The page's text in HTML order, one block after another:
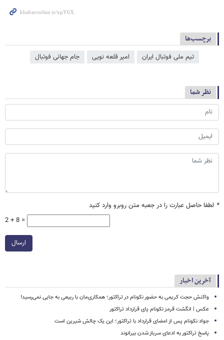
برچسب‌ها
تیم ملی فوتبال ایران امیر قلعه نویی جام جهانی فوتبال
نظر شما
* لطفا حاصل عبارت را در جعبه متن روبرو وارد کنید
2 + 8 =
ارسال
آخرین اخبار
واکنش حجت کریمی به حضور نکونام در تراکتور؛ همکاری‌مان با ربیعی به جایی نمی‌رسید!
عکس | انگشت قرمز نکونام پای قرارداد تراکتور
جواد نکونام پس از امضای قرارداد با تراکتور؛ این یک چالش شیرین است
پاسخ تراکتور به ادعای سرباز شدن بیرانوند